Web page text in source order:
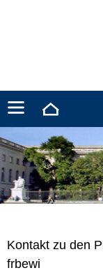
Kontakt zu den
frbewi